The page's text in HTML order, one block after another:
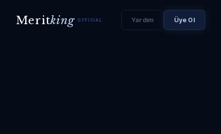
Meritking OFFICIAL Yardım Üye Ol